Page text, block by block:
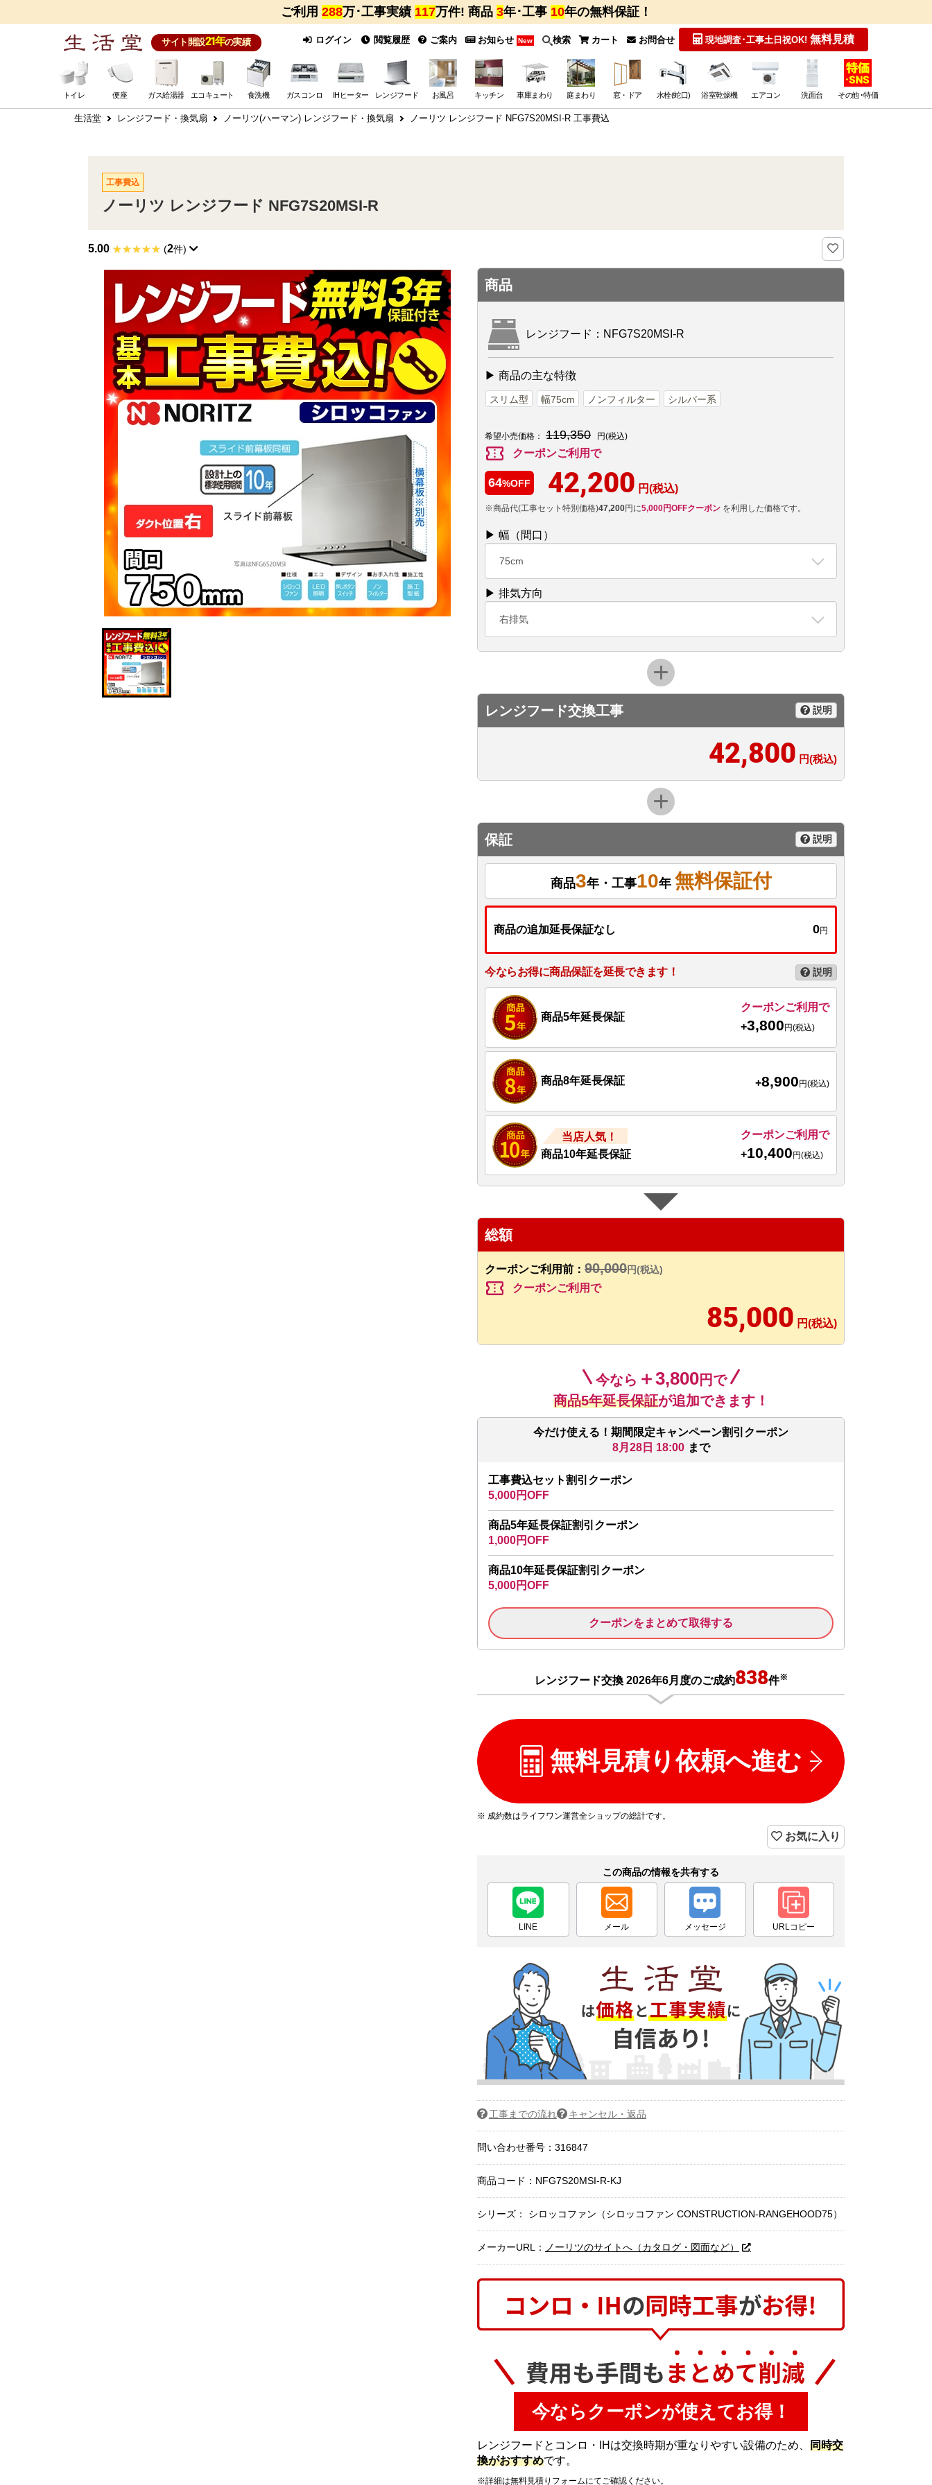
ご利用 288万･工事実績 117万件! 商品 3年･工事 10年の無料保証！
サイト開設21年の実績 ログイン 閲覧履歴 ご案内 お知らせ New 検索 カート お問合せ 現地調査･工事土日祝OK! 無料見積
トイレ 便座 ガス給湯器 エコキュート 食洗機 ガスコンロ IHヒーター レンジフード お風呂 キッチン 車庫まわり 庭まわり 窓・ドア 水栓(蛇口) 浴室乾燥機 エアコン 洗面台 その他･特価
生活堂 レンジフード・換気扇 ノーリツ(ハーマン) レンジフード・換気扇 ノーリツ レンジフード NFG7S20MSI-R 工事費込
工事費込
ノーリツ レンジフード NFG7S20MSI-R
5.00 (2件)
商品
レンジフード：NFG7S20MSI-R
▶ 商品の主な特徴
スリム型 幅75cm ノンフィルター シルバー系
希望小売価格： 119,350 円(税込)
confirmation_number クーポンご利用で
64%OFF 42,200 円(税込)
※商品代(工事セット特別価格)47,200円に5,000円OFFクーポン を利用した価格です。
▶ 幅（間口）
75cm
▶ 排気方向
右排気
レンジフード交換工事 説明
42,800 円(税込)
保証 説明
商品3年・工事10年 無料保証付
商品の追加延長保証なし 0円
今ならお得に商品保証を延長できます！ 説明
商品5年延長保証
クーポンご利用で
+3,800円(税込)
商品8年延長保証 +8,900円(税込)
当店人気！
商品10年延長保証
クーポンご利用で
+10,400円(税込)
総額
クーポンご利用前： 90,000円(税込)
confirmation_number クーポンご利用で
85,000 円(税込)
今なら ＋3,800円で
商品5年延長保証が追加できます！
今だけ使える！期間限定キャンペーン割引クーポン
8月28日 18:00 まで
工事費込セット割引クーポン
5,000円OFF
商品5年延長保証割引クーポン
1,000円OFF
商品10年延長保証割引クーポン
5,000円OFF
クーポンをまとめて取得する
レンジフード交換 2026年6月度のご成約838件※
無料見積り依頼へ進む
※ 成約数はライフワン運営全ショップの総計です。
お気に入り
この商品の情報を共有する
LINE メール メッセージ URLコピー
工事までの流れ キャンセル・返品
問い合わせ番号：316847
商品コード： NFG7S20MSI-R-KJ
シリーズ： シロッコファン（シロッコファン CONSTRUCTION-RANGEHOOD75）
メーカーURL： ノーリツのサイトへ（カタログ・図面など）
今ならクーポンが使えてお得！
レンジフードとコンロ・IHは交換時期が重なりやすい設備のため、 同時交
換がおすすめです。
※詳細は無料見積りフォームにてご確認ください。